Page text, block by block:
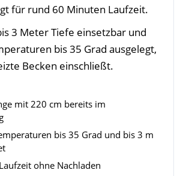
für rund 60 Minuten Laufzeit.
3 Meter Tiefe einsetzbar und
bis 35 Grad ausgelegt,
Becken einschließt.
mit 220 cm bereits im
bis 35 Grad und bis 3 m
ohne Nachladen